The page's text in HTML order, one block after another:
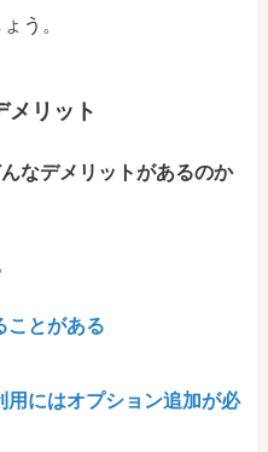
う。
メリット
なデメリットがあるのか
ことがある
用にはオプション追加が必